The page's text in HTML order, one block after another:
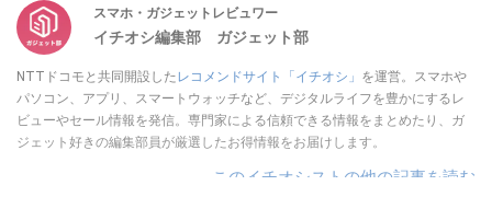
スマホ・ガジェットレビュワー
イチオシ編集部 ガジェット部
NTTドコモと共同開設した レコメンドサイト「イチオシ」 を運営。スマホや
パソコン、アプリ、スマートウォッチなど、デジタルライフを豊かにするレ
ビューやセール情報を発信。専門家による信頼できる情報をまとめたり、ガ
ジェット好きの編集部員が厳選したお得情報をお届けします。
このイチオシストの他の記事を読む